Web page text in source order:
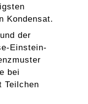
Kondensat.
der
Einstein-
bei
Teilchen